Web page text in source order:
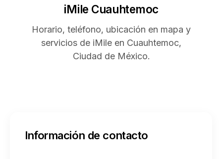
iMile Cuauhtemoc
Horario, teléfono, ubicación en mapa y
servicios de iMile en Cuauhtemoc,
Ciudad de México.
Información de contacto